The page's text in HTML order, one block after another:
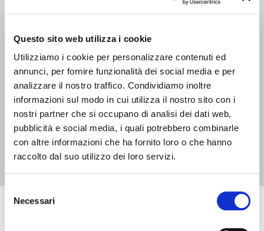
Questo sito web utilizza i cookie
Utilizziamo i cookie per personalizzare contenuti ed
annunci, per fornire funzionalità dei social media e per
analizzare il nostro traffico. Condividiamo inoltre
informazioni sul modo in cui utilizza il nostro sito con i
nostri partner che si occupano di analisi dei dati web,
pubblicità e social media, i quali potrebbero combinarle
con altre informazioni che ha fornito loro o che hanno
raccolto dal suo utilizzo dei loro servizi.
Selezione
delNecessari
08 agosto 2026, Biblioteca Comunale Bassani di Ferrara
Summer Book Club